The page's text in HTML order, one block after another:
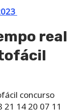
real
concurso
14 20 07 11